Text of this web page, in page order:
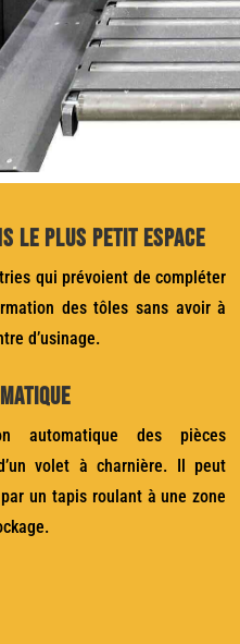
le plus petit espace
qui prévoient de compléter
des tôles sans avoir à
d’usinage.
automatique des pièces
volet à charnière. Il peut
un tapis roulant à une zone